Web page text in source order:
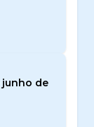
junho de